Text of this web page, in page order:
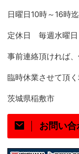
日曜日10時～ 16時
定休日 毎週水曜日
事前連絡頂ければ
臨時休業させて頂
茨城県稲敷
お問い